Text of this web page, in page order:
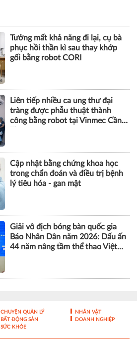
Tưởng mất khả năng đi lại, cụ bà
phục hồi thần kì sau thay khớp
gối bằng robot CORI
Liên tiếp nhiều ca ung thư đại
tràng được phẫu thuật thành
công bằng robot tại Vinmec Cần
Cập nhật bằng chứng khoa học
trong chẩn đoán và điều trị bệnh
lý tiêu hóa - gan mật
Giải vô địch bóng bàn quốc gia
Báo Nhân Dân năm 2026: Dấu ấn
44 năm nâng tầm thể thao Việt
CHUYỆN QUẢN LÝ
NHÂN VẬT
BẤT ĐỘNG SẢN
DOANH NGHIỆP
SỨC KHỎE